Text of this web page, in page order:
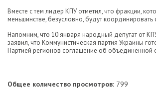
Вместе с тем лидер КПУ отметил, что фракции,
меньшинстве, безусловно, будут координировать
Напомним, что 10 января народный депутат от
заявил, что Коммунистическая партия Украины
Партией регионов соглашение об объединенной
Общее количество просмотров: 799